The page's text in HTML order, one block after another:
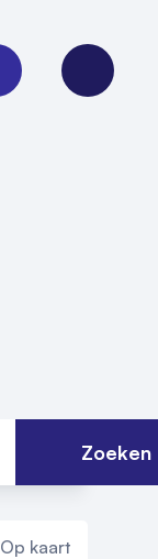
Open
Zoeken
Op kaart